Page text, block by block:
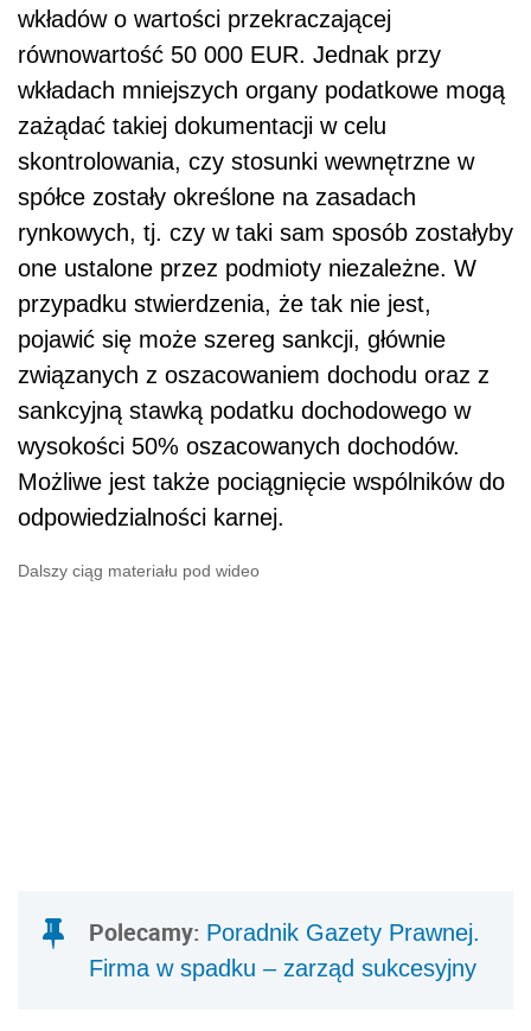
wkładów o wartości przekraczającej
równowartość 50 000 EUR. Jednak przy
wkładach mniejszych organy podatkowe mogą
zażądać takiej dokumentacji w celu
skontrolowania, czy stosunki wewnętrzne w
spółce zostały określone na zasadach
rynkowych, tj. czy w taki sam sposób zostałyby
one ustalone przez podmioty niezależne. W
przypadku stwierdzenia, że tak nie jest,
pojawić się może szereg sankcji, głównie
związanych z oszacowaniem dochodu oraz z
sankcyjną stawką podatku dochodowego w
wysokości 50% oszacowanych dochodów.
Możliwe jest także pociągnięcie wspólników do
odpowiedzialności karnej.
Dalszy ciąg materiału pod wideo
Polecamy: Poradnik Gazety Prawnej.
Firma w spadku – zarząd sukcesyjny